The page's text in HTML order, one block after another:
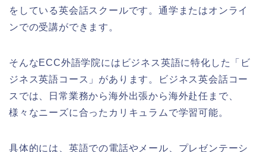
をしている英会話スクールです。通学またはオンライ
ンでの受講ができます。
そんなECC外語学院にはビジネス英語に特化した「ビ
ジネス英語コース」があります。ビジネス英会話コー
スでは、日常業務から海外出張から海外赴任まで、
様々なニーズに合ったカリキュラムで学習可能。
具体的には、英語での電話やメール、プレゼンテーシ